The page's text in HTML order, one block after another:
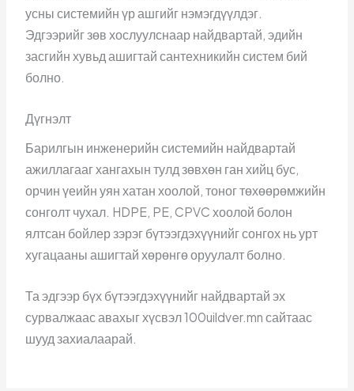
усны системийн үр ашгийг нэмэгдүүлдэг.
Эдгээрийг зөв хослуулснаар найдвартай, эдийн
засгийн хувьд ашигтай сантехникийн систем бий
болно.
Дүгнэлт
Барилгын инженерийн системийн найдвартай
ажиллагааг хангахын тулд зөвхөн ган хийц бус,
орчин үеийн уян хатан хоолой, тоног төхөөрөмжийн
сонголт чухал. HDPE, PE, CPVC хоолой болон
ялтсан бойлер зэрэг бүтээгдэхүүнийг сонгох нь урт
хугацааны ашигтай хөрөнгө оруулалт болно.
Та эдгээр бүх бүтээгдэхүүнийг найдвартай эх
сурвалжаас авахыг хүсвэл 100uildver.mn сайтаас
шууд захиалаарай.